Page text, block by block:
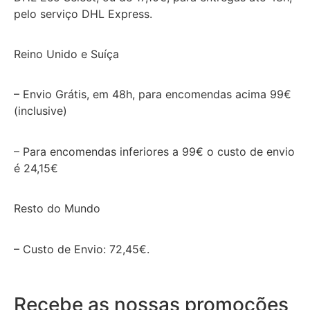
pelo serviço DHL Express.
Reino Unido e Suíça
– Envio Grátis, em 48h, para encomendas acima 99€
(inclusive)
– Para encomendas inferiores a 99€ o custo de envio
é 24,15€
Resto do Mundo
– Custo de Envio: 72,45€.
Recebe as nossas promoções